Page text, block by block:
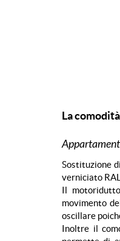
La
Sostituzione
verniciato
Il
movimento
oscillare
Inoltre il